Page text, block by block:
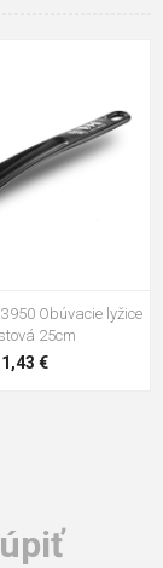
3102 Šnúrky ploché
0,79 €